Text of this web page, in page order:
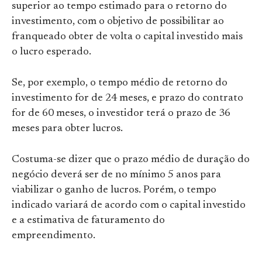
superior ao tempo estimado para o retorno do
investimento, com o objetivo de possibilitar ao
franqueado obter de volta o capital investido mais
o lucro esperado.
Se, por exemplo, o tempo médio de retorno do
investimento for de 24 meses, e prazo do contrato
for de 60 meses, o investidor terá o prazo de 36
meses para obter lucros.
Costuma-se dizer que o prazo médio de duração do
negócio deverá ser de no mínimo 5 anos para
viabilizar o ganho de lucros. Porém, o tempo
indicado variará de acordo com o capital investido
e a estimativa de faturamento do
empreendimento.